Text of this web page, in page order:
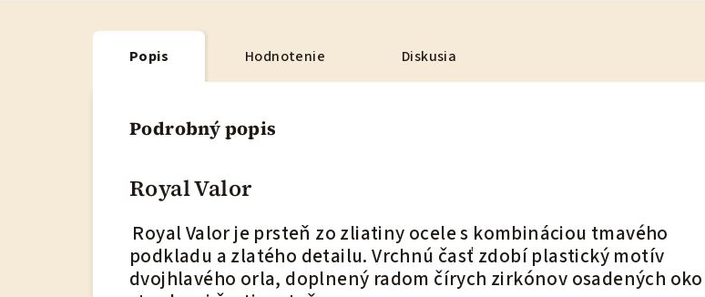
Popis Hodnotenie Diskusia
Podrobný popis
Royal Valor
Royal Valor je prsteň zo zliatiny ocele s kombináciou tmavého
podkladu a zlatého detailu. Vrchnú časť zdobí plastický motív
dvojhlavého orla, doplnený radom čírych zirkónov osadených